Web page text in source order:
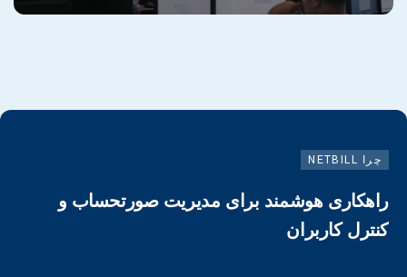
چرا NETBILL
راهکاری هوشمند برای مدیریت صورتحساب و
کنترل کاربران